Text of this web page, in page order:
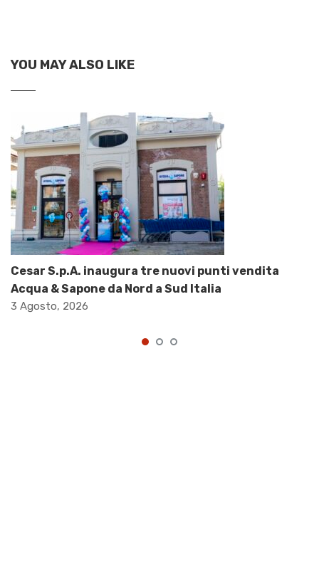
YOU MAY ALSO LIKE
Cesar S.p.A. inaugura tre nuovi punti vendita
Acqua & Sapone da Nord a Sud Italia
3 Agosto, 2026